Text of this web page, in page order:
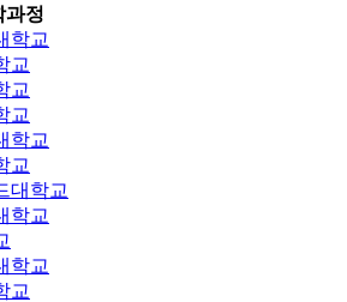
과정
학교
교
교
교
학교
교
대학교
학교
학교
교